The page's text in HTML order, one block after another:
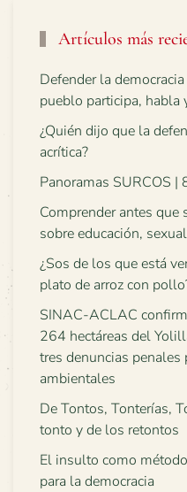
Artículos más
Defender la
pueblo participa, habla
¿Quién dijo que la
acrítica?
Panoramas SURCOS
Comprender antes
sobre educación,
¿Sos de los que está
plato de arroz con
SINAC-ACLAC
264 hectáreas del
tres denuncias
ambientales
De Tontos, Tonterías,
tonto y de los retontos
El insulto como
para la democracia